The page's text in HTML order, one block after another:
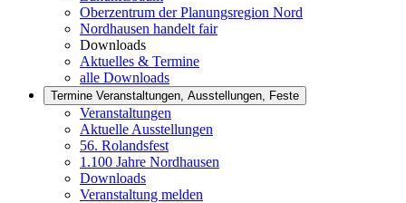
Oberzentrum der Planungsregion Nord
Nordhausen handelt fair
Downloads
Aktuelles & Termine
alle Downloads
Termine Veranstaltungen, Ausstellungen, Feste
Veranstaltungen
Aktuelle Ausstellungen
56. Rolandsfest
1.100 Jahre Nordhausen
Downloads
Veranstaltung melden